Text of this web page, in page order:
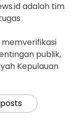
adalah tim
publik,
Kepulauan